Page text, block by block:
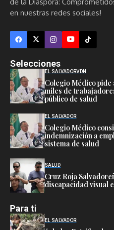
en nuestras redes sociales!
Selecciones
EL SALVADORVDN
Colegio Médico
miles de
público de salud
EL SALVADOR
Colegio Médico
indemnización a
sistema de salud
SALUD
Cruz Roja
discapacidad visual
Para ti
EL SALVADOR